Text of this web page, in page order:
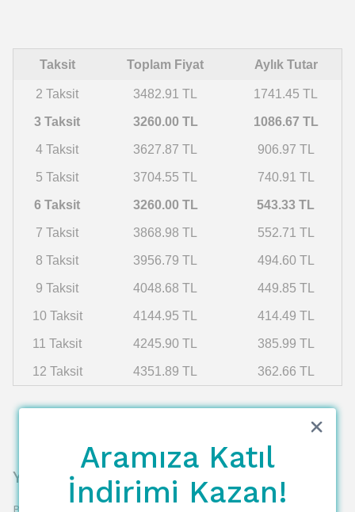
Taksit Toplam Fiyat Aylık Tutar
2 Taksit 3482.91 TL 1741.45 TL
3 Taksit 3260.00 TL 1086.67 TL
4 Taksit 3627.87 TL 906.97 TL
5 Taksit 3704.55 TL 740.91 TL
6 Taksit 3260.00 TL 543.33 TL
7 Taksit 3868.98 TL 552.71 TL
8 Taksit 3956.79 TL 494.60 TL
9 Taksit 4048.68 TL 449.85 TL
10 Taksit 4144.95 TL 414.49 TL
11 Taksit 4245.90 TL 385.99 TL
12 Taksit 4351.89 TL 362.66 TL
Yorumlar
Aramıza Katıl
İndirimi Kazan!